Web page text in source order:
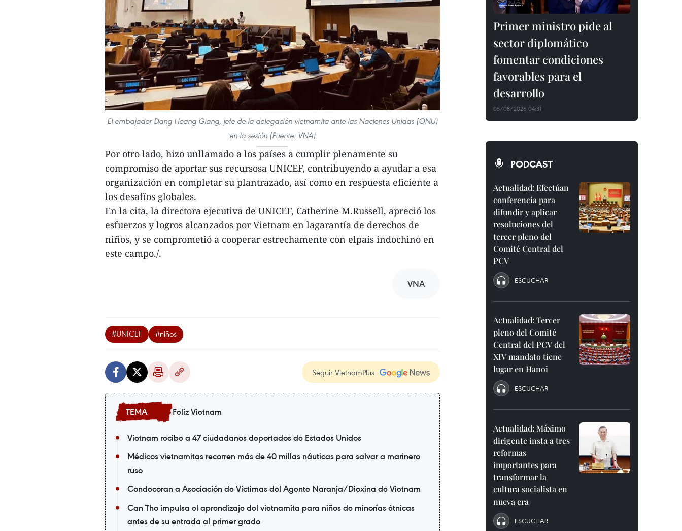
El embajador Dang Hoang Giang, jefe de la delegación vietnamita ante las Naciones Unidas (ONU)
en la sesión (Fuente: VNA)
Por otro lado, hizo unllamado a los países a cumplir plenamente su
compromiso de aportar sus recursosa UNICEF, contribuyendo a ayudar a esa
organización en completar su plantrazado, así como en respuesta eficiente a
los desafíos globales.
En la cita, la directora ejecutiva de UNICEF, Catherine M.Russell, apreció los
esfuerzos y logros alcanzados por Vietnam en lagarantía de derechos de
niños, y se comprometió a cooperar estrechamente con elpaís indochino en
este campo./.
VNA
#UNICEF #niños
Seguir VietnamPlus
Feliz Vietnam
Vietnam recibe a 47 ciudadanos deportados de Estados Unidos
Médicos vietnamitas recorren más de 40 millas náuticas para salvar a marinero
ruso
Condecoran a Asociación de Víctimas del Agente Naranja/Dioxina de Vietnam
Can Tho impulsa el aprendizaje del vietnamita para niños de minorías étnicas
antes de su entrada al primer grado
Primer ministro pide al
sector diplomático
fomentar condiciones
favorables para el
desarrollo
05/08/2026 04:31
PODCAST
Actualidad: Efectúan
conferencia para
difundir y aplicar
resoluciones del
tercer pleno del
Comité Central del
PCV
ESCUCHAR
Actualidad: Tercer
pleno del Comité
Central del PCV del
XIV mandato tiene
lugar en Hanoi
ESCUCHAR
Actualidad: Máximo
dirigente insta a tres
reformas
importantes para
transformar la
cultura socialista en
nueva era
ESCUCHAR